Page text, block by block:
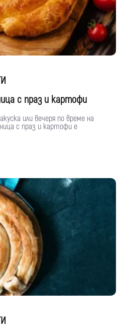
с праз и картофи
или вечеря по време на
с праз и картофи е